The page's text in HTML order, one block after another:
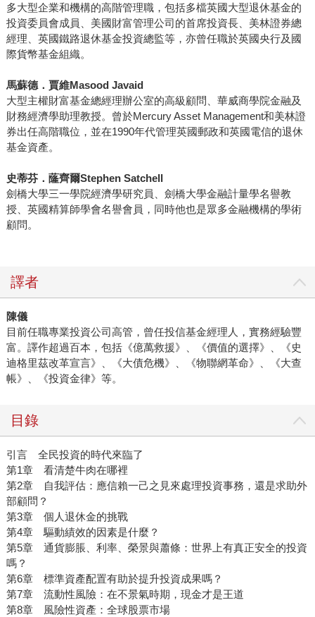
多大型企業和機構的高階管理職，包括多檔英國大型退休基金的
投資委員會成員、美國財富管理公司的首席投資長、美林證券總
經理、英國鐵路退休基金投資總監等，亦曾任職於英國央行及國
際貨幣基金組織。
馬蘇德．賈維Masood Javaid
大型主權財富基金總經理辦公室的高級顧問、華威商學院金融及
財務經濟學助理教授。曾於Mercury Asset Management和美林證
券出任高階職位，並在1990年代管理英國郵政和英國電信的退休
基金資產。
史蒂芬．蕯齊爾Stephen Satchell
劍橋大學三一學院經濟學研究員、劍橋大學金融計量學名譽教
授、英國精算師學會名譽會員，同時他也是眾多金融機構的學術
顧問。
譯者
陳儀
目前任職專業投資公司高管，曾任投信基金經理人，實務經驗豐
富。譯作超過百本，包括《億萬救援》、《價值的選擇》、《史
迪格里茲改革宣言》、《大債危機》、《物聯網革命》、《大查
帳》、《投資金律》等。
目錄
引言 全民投資的時代來臨了
第1章 看清楚牛肉在哪裡
第2章 自我評估：應信賴一己之見來處理投資事務，還是求助外
部顧問？
第3章 個人退休金的挑戰
第4章 驅動績效的因素是什麼？
第5章 通貨膨脹、利率、榮景與蕭條：世界上有真正安全的投資
嗎？
第6章 標準資產配置有助於提升投資成果嗎？
第7章 流動性風險：在不景氣時期，現金才是王道
第8章 風險性資產：全球股票市場